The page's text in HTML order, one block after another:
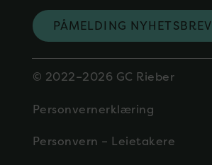
PÅMELDING NYHETSBREV
© 2022–2026 GC Rieber
Personvernerklæring
Personvern – Leietakere